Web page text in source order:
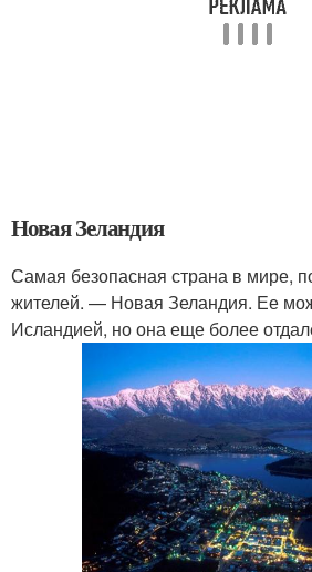
Новая Зеландия
Самая безопасная страна в мире,
жителей. — Новая Зеландия. Ее
Исландией, но она еще более